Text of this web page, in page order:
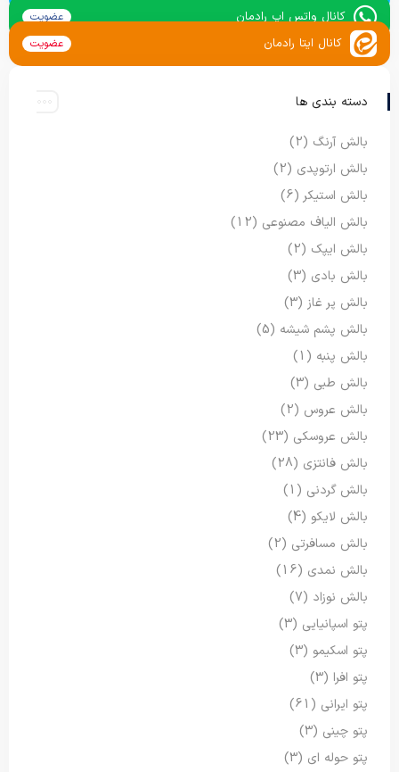
کانال واتس اپ رادمان عضویت
کانال ایتا رادمان عضویت
دسته بندی ها
بالش آرنگ (2)
بالش ارتوپدی (2)
بالش استیکر (6)
بالش الیاف مصنوعی (12)
بالش ایپک (2)
بالش بادی (3)
بالش پر غاز (3)
بالش پشم شیشه (5)
بالش پنبه (1)
بالش طبی (3)
بالش عروس (2)
بالش عروسکی (23)
بالش فانتزی (28)
بالش گردنی (1)
بالش لایکو (4)
بالش مسافرتی (2)
بالش نمدی (16)
بالش نوزاد (7)
پتو اسپانیایی (3)
پتو اسکیمو (3)
پتو افرا (3)
پتو ایرانی (61)
پتو چینی (3)
پتو حوله ای (3)